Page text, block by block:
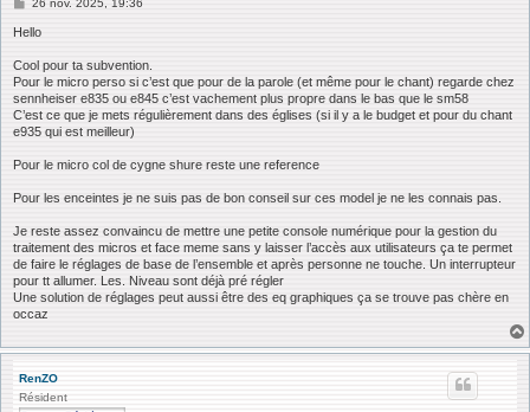
s
g
e
26 nov. 2025, 19:36
Hello
Cool pour ta subvention.
Pour le micro perso si c’est que pour de la parole (et même pour le chant) regarde chez
sennheiser e835 ou e845 c’est vachement plus propre dans le bas que le sm58
C’est ce que je mets régulièrement dans des églises (si il y a le budget et pour du chant
e935 qui est meilleur)
Pour le micro col de cygne shure reste une reference
Pour les enceintes je ne suis pas de bon conseil sur ces model je ne les connais pas.
Je reste assez convaincu de mettre une petite console numérique pour la gestion du
traitement des micros et face meme sans y laisser l’accès aux utilisateurs ça te permet
de faire le réglages de base de l’ensemble et après personne ne touche. Un interrupteur
pour tt allumer. Les. Niveau sont déjà pré régler
Une solution de réglages peut aussi être des eq graphiques ça se trouve pas chère en
occaz
RenZO
Résident